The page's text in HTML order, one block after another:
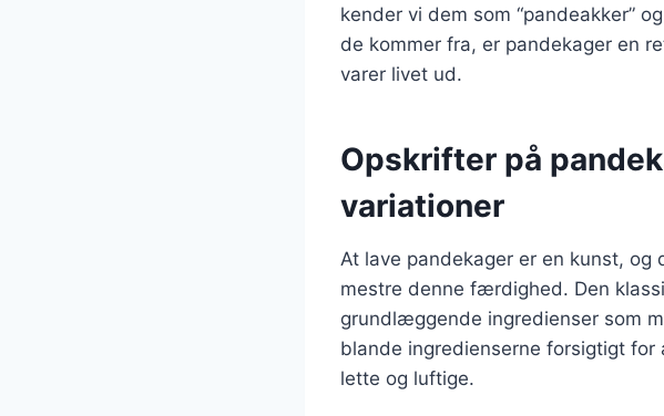
kender vi dem som “pandeakker”
de kommer fra, er pandekager en
varer livet ud.
Opskrifter på
variationer
At lave pandekager er en kunst,
mestre denne færdighed. Den
grundlæggende ingredienser som
blande ingredienserne forsigtigt
lette og luftige.